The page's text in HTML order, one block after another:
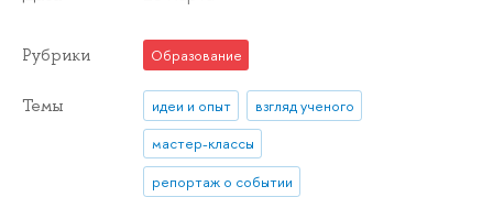
Рубрики Образование
Темы идеи и опыт
взгляд ученого
мастер-классы
репортаж о событии